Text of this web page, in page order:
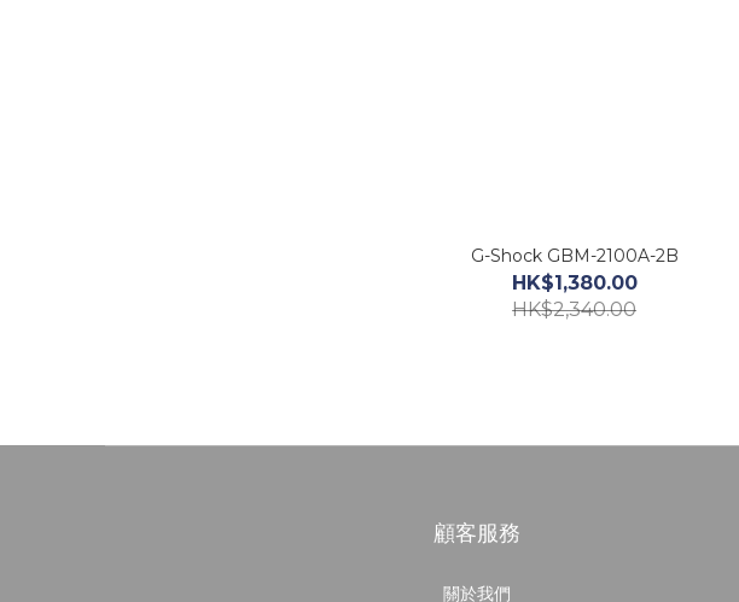
G-Shock GBM-2100A-2B
HK$1,380.00
HK$2,340.00
顧客服務
關於我們